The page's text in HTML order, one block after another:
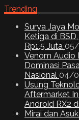
Trending
Surya Jaya
Ketiga di
Rp1,5 Juta
Venom Audio
Dominasi
Nasional 04/
Usung
Aftermarket
Android RX2
Mirai dan